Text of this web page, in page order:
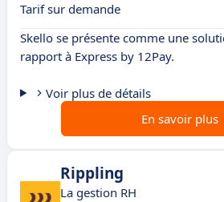
Tarif sur demande
Skello se présente comme une
rapport à Express by 12Pay.
Voir plus de détails
En savoir plus
Rippling
La gestion RH